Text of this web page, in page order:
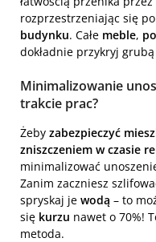
rozprzestrzeniając się po
budynku. Całe meble,
dokładnie przykryj grubą
Minimalizowanie
trakcie prac?
Żeby zabezpieczyć
zniszczeniem w czasie
minimalizować
Zanim zaczniesz
spryskaj je wodą – to
się kurzu nawet o 70%!
metoda.